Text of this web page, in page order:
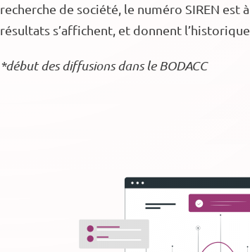
recherche de société, le numéro SIREN est
résultats s’affichent, et donnent
*début des diffusions dans le BODACC